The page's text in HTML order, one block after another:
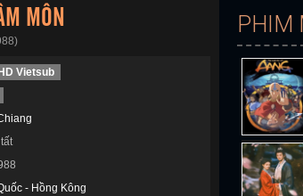
MÔN
Vietsub
- Hồng Kông
PHIM